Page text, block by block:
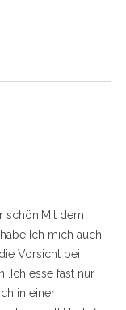
schön.Mit dem
Ich mich auch
Vorsicht bei
.Ich esse fast nur
in einer